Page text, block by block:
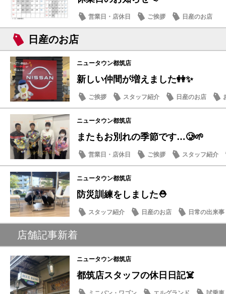
営業日・店休日 ご挨拶 日産のお店
日産のお店
ニュータウン都筑店
新しい仲間が増えました👭✨
ご挨拶 スタッフ紹介 日産のお店
ニュータウン都筑店
またもお別れの季節です…🥲🌱
営業日・店休日 ご挨拶 スタッフ紹介
ニュータウン都筑店
防災訓練をしました⛑️
スタッフ紹介 日産のお店 日常の出来事
店舗記事新着
ニュータウン都筑店
都筑店スタッフの休日日記☠️